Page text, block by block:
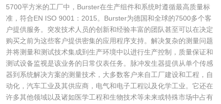
5700平方米的工厂中，Burster在生产组件和系统时遵循最高质量标
准，符合EN ISO 9001：2015。Burster为德国和全球的7500多个客
户提供服务。突发技术人员的创新和经验丰富的团队甚至可以在决定
购买之前为这些客户提供密集的应用程序支持。解决复杂的测量问题
并将测量和测试技术集成到生产环境中以进行生产控制，质量保证和
测试设备监视是该业务的日常仪表任务。脉冲发生器提供从单个传感
器到系统解决方案的测量技术，大多数客户来自工厂建设和工程，自
动化，汽车工业及其供应商，电气和电子工程以及化学工业。它还在
许多其他领域以及诸如医学工程和生物技术等未来或特殊市场中占有